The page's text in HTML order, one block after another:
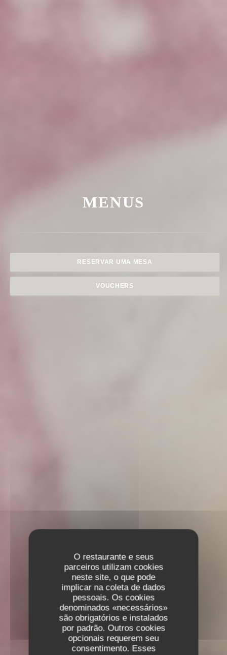
O restaurante e seus
parceiros utilizam cookies
neste site, o que pode
implicar na coleta de dados
pessoais. Os cookies
denominados «necessários»
são obrigatórios e instalados
por padrão. Outros cookies
opcionais requerem seu
consentimento. Esses
MENUS
RESERVAR UMA MESA
VOUCHERS